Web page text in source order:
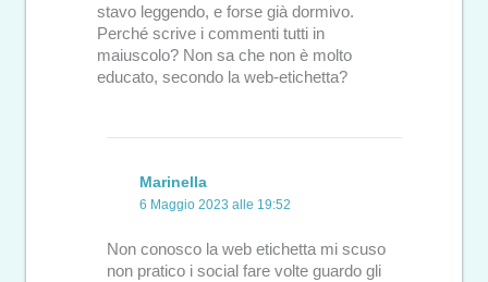
stavo leggendo, e forse già dormivo.
Perché scrive i commenti tutti in
maiuscolo? Non sa che non è molto
educato, secondo la web-etichetta?
Marinella
6 Maggio 2023 alle 19:52
Non conosco la web etichetta mi scuso
non pratico i social fare volte guardo gli